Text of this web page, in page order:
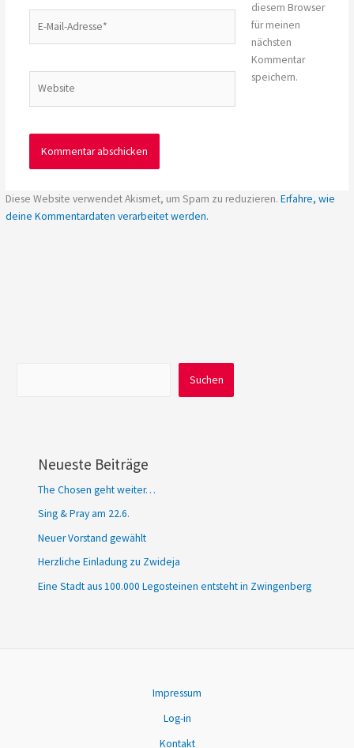
Mail-
diesem Browser
für meinen
nächsten
Kommentar
speichern.
Diese Website verwendet Akismet, um Spam zu reduzieren.Erfahre, wie
deine Kommentardaten verarbeitet werden.
Suchen
Neueste Beiträge
The Chosen geht weiter…
Sing & Pray am 22.6.
Neuer Vorstand gewählt
Herzliche Einladung zu Zwideja
Eine Stadt aus 100.000 Legosteinen entsteht in Zwingenberg
Impressum
Log-in
Kontakt